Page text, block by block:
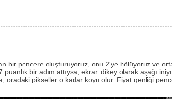
bir pencere oluşturuyoruz, onu 2'ye bölüyoruz ve
bir adım attıysa, ekran dikey olarak aşağı
pikseller o kadar koyu olur. Fiyat genliği